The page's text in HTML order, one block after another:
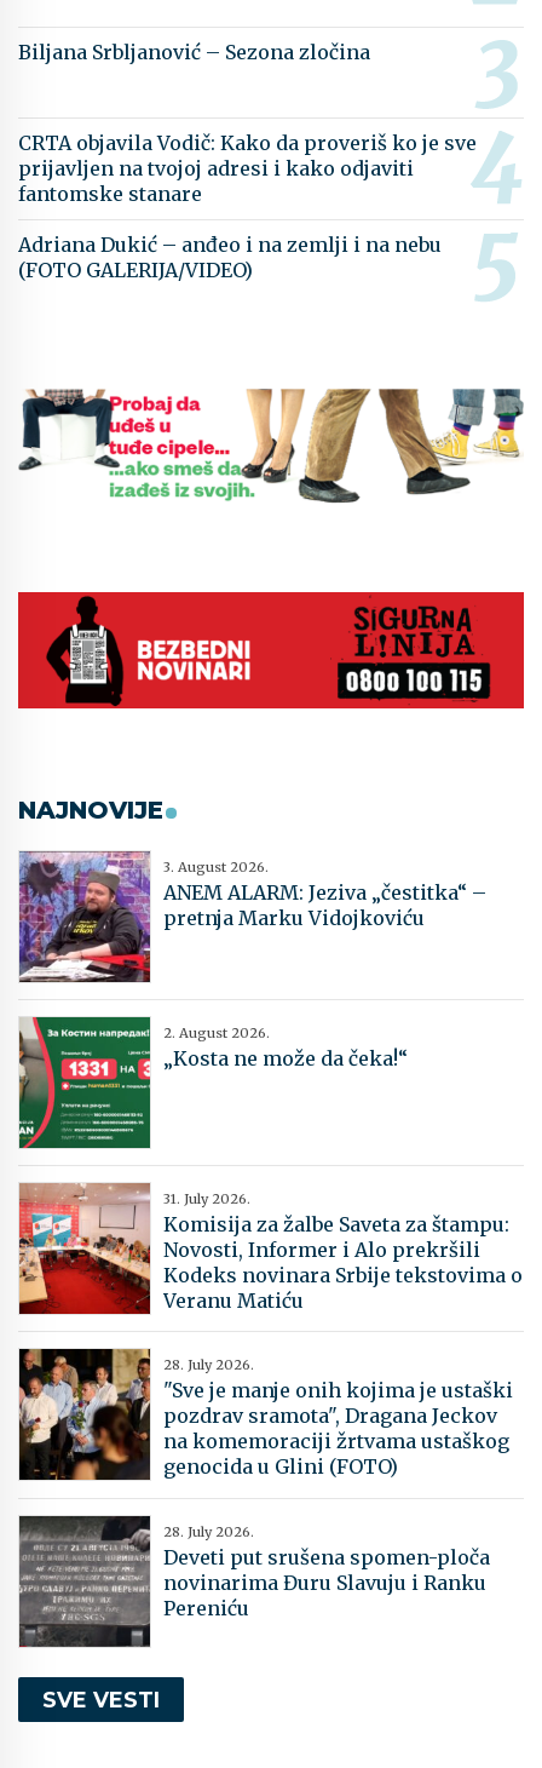
Biljana Srbljanović – Sezona zločina
CRTA objavila Vodič: Kako da proveriš ko je sve
prijavljen na tvojoj adresi i kako odjaviti
fantomske stanare
Adriana Dukić – anđeo i na zemlji i na nebu
(FOTO GALERIJA/VIDEO)
NAJNOVIJE
3. August 2026.
ANEM ALARM: Jeziva „čestitka“ –
pretnja Marku Vidojkoviću
2. August 2026.
„Kosta ne može da čeka!“
31. July 2026.
Komisija za žalbe Saveta za štampu:
Novosti, Informer i Alo prekršili
Kodeks novinara Srbije tekstovima o
Veranu Matiću
28. July 2026.
"Sve je manje onih kojima je ustaški
pozdrav sramota", Dragana Jeckov
na komemoraciji žrtvama ustaškog
genocida u Glini (FOTO)
28. July 2026.
Deveti put srušena spomen-ploča
novinarima Đuru Slavuju i Ranku
Pereniću
SVE VESTI